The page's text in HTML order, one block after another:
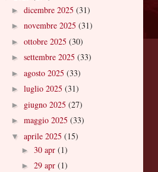
► dicembre 2025 (31)
► novembre 2025 (31)
► ottobre 2025 (30)
► settembre 2025 (33)
► agosto 2025 (33)
► luglio 2025 (31)
► giugno 2025 (27)
► maggio 2025 (33)
▼ aprile 2025 (15)
► 30 apr (1)
► 29 apr (1)